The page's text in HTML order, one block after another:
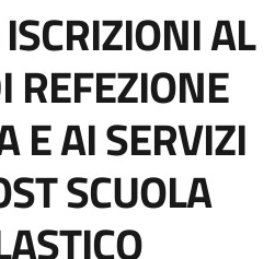
AL
REFEZIONE
E AI SERVIZI
SCUOLA